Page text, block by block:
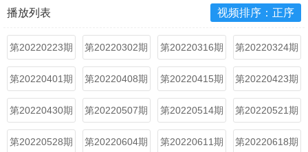
播放列表 视频排序：正序
第20220223期 第20220302期 第20220316期 第20220324期
第20220401期 第20220408期 第20220415期 第20220423期
第20220430期 第20220507期 第20220514期 第20220521期
第20220528期 第20220604期 第20220611期 第20220618期